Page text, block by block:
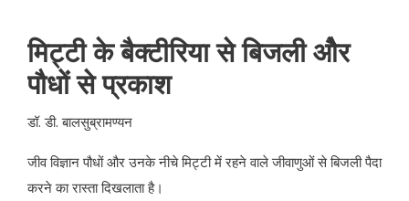
मिट्टी के बैक्टीरिया से बिजली औेर
पौधों से प्रकाश
डॉ. डी. बालसुब्रामण्यन
जीव विज्ञान पौधों और उनके नीचे मिट्टी में रहने वाले जीवाणुओं से बिजली पैदा
करने का रास्ता दिखलाता है।